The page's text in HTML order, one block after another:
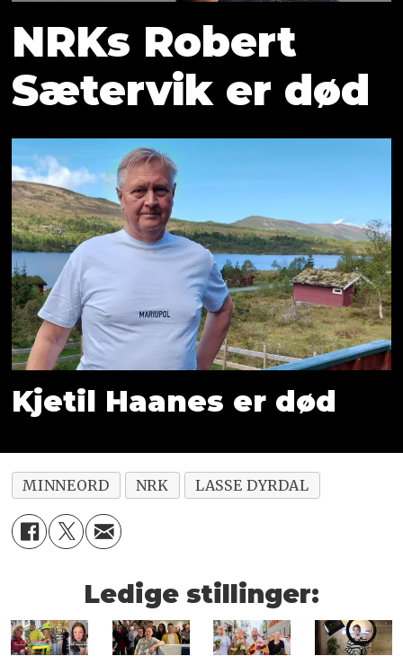
NRKs Robert
Sætervik er død
Kjetil Haanes er død
MINNEORD NRK LASSE DYRDAL
Ledige stillinger: